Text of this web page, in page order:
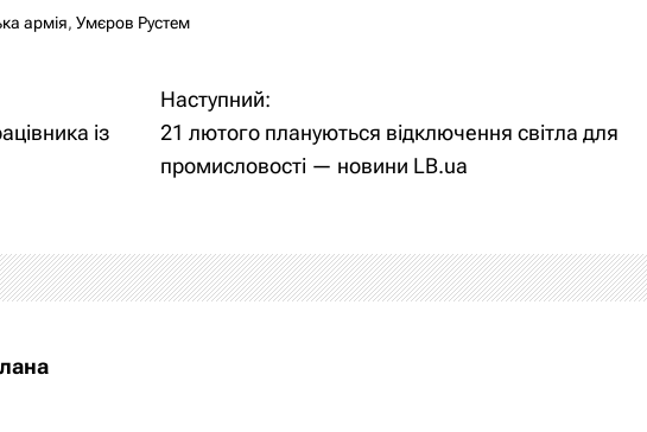
армія, Умєров Рустем
із
Наступний:
21 лютого плануються відключення світла для
промисловості — новини LB.ua